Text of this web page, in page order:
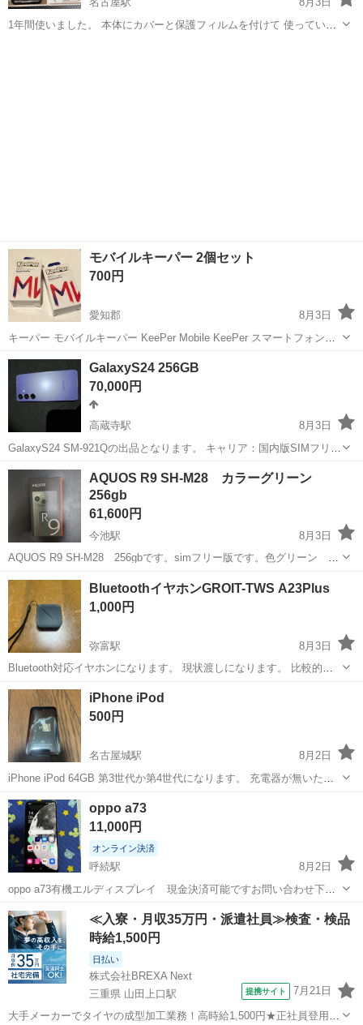
1年間使いました。 本体にカバーと保護フィルムを付けて 使っていま
モバイルキーパー 2個セット
700円
愛知郡
8月3日
キーパー モバイルキーパー KeePer Mobile KeePer スマートフォンを
保護するためのコーティング剤です。 - ブランド: KeePer技研 - 商品
名: Mobile KeePer - 数量: 2個セット...
愛知 愛知郡
GalaxyS24 256GB
70,000円
高蔵寺駅
8月3日
GalaxyS24 SM-921Qの出品となります。 キャリア：国内版SIMフリー
カラー：Cobalt Violet 利用制限：◯ ※公式SIMフリー(SIM Unlocked)
●商品状態について 出...
愛知 春日井市
AQUOS R9 SH-M28 カラーグリーン
256gb
61,600円
今池駅
8月3日
AQUOS R9 SH-M28 256gbです。simフリー版です。色グリーン 新
品未開封です。
愛知 名古屋市 その他
BluetoothイヤホンGROIT-TWS A23Plus
1,000円
弥富駅
8月3日
Bluetooth対応イヤホンになります。 現状渡しになります。 比較的綺
麗な商品です。 使用は5回くらいしか使っていません。 充電出来ま
す。 問題なく使用出来ます。 返信は早めに出来ます。 値段交渉お気
軽にお問い合わせ...
愛知 弥富市
iPhone iPod
500円
名古屋城駅
8月2日
iPhone iPod 64GB 第3世代か第4世代になります。 充電器が無いた
め、起動、動作確認していません。 オーディオプレイヤー
愛知 名古屋市
oppo a73
11,000円
オンライン決済
呼続駅
8月2日
oppo a73有機エルディスプレイ 現金決済可能ですお問い合わせ下さ
い 色はオレンジ 4G 128ギガ 楽天版 動作問題ありません。 状態A
ランク品ディスプレイ傷なし 本体目立ったギズや汚れなし 本体 元
箱 充電機...
愛知 名古屋市 呼続駅 その他 ディスプレイ
≪入寮・月収35万円・派遣社員≫検査・検品
時給1,500円
日払い
株式会社BREXA Next
三重県 山田上口駅
提携サイト 7月21日
大手メーカーでタイヤの成型加工業務！高時給1,500円★正社員登用制